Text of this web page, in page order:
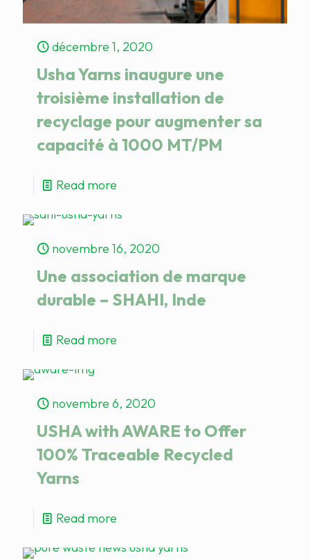
décembre 1, 2020
Usha Yarns inaugure une
troisième installation de
recyclage pour augmenter sa
capacité à 1000 MT/PM
Read more
novembre 16, 2020
Une association de marque
durable – SHAHI, Inde
Read more
novembre 6, 2020
USHA with AWARE to Offer
100% Traceable Recycled
Yarns
Read more